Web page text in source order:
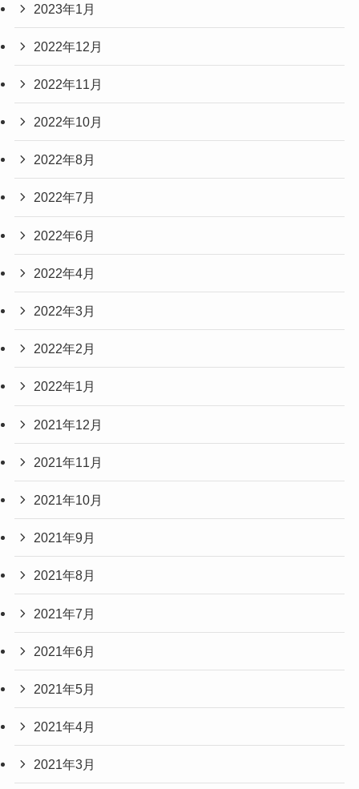
2023年1月
2022年12月
2022年11月
2022年10月
2022年8月
2022年7月
2022年6月
2022年4月
2022年3月
2022年2月
2022年1月
2021年12月
2021年11月
2021年10月
2021年9月
2021年8月
2021年7月
2021年6月
2021年5月
2021年4月
2021年3月